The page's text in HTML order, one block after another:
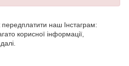
наш Інстаграм:
корисної інформації,